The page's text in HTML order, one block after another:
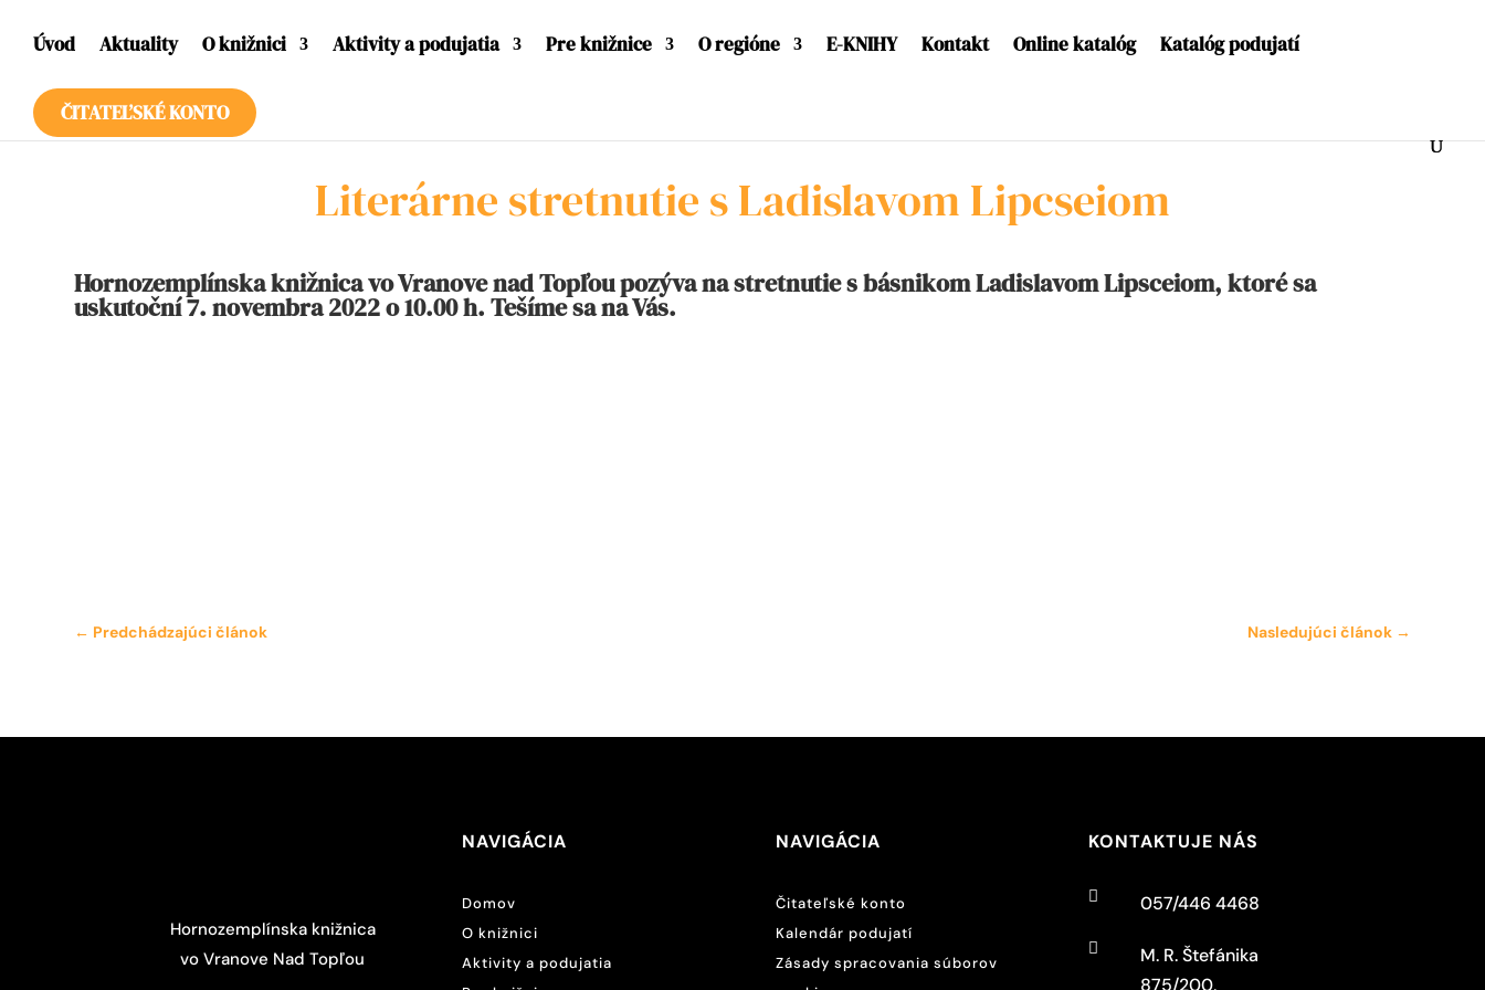
Úvod Aktuality O knižnici Aktivity a podujatia Pre knižnice O regióne E-KNIHY Kontakt Online katalóg Katalóg podujatí
ČITATEĽSKÉ KONTO
Literárne stretnutie s Ladislavom Lipcseiom
Hornozemplínska knižnica vo Vranove nad Topľou pozýva na stretnutie s básnikom Ladislavom Lipsceiom, ktoré sa
uskutoční 7. novembra 2022 o 10.00 h. Tešíme sa na Vás.
← Predchádzajúci článok Nasledujúci článok→
Hornozemplínska knižnica
vo Vranove Nad Topľou
NAVIGÁCIA
Domov
O knižnici
Aktivity a podujatia
NAVIGÁCIA
Čitateľské konto
Kalendár podujatí
Zásady spracovania súborov
KONTAKTUJE NÁS
 057/446 4468

M. R. Štefánika
875/200,